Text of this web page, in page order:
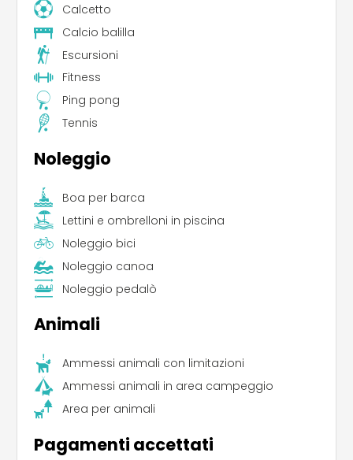
Calcetto
Calcio balilla
Escursioni
Fitness
Ping pong
Tennis
Noleggio
Boa per barca
Lettini e ombrelloni in piscina
Noleggio bici
Noleggio canoa
Noleggio pedalò
Animali
Ammessi animali con limitazioni
Ammessi animali in area campeggio
Area per animali
Pagamenti accettati